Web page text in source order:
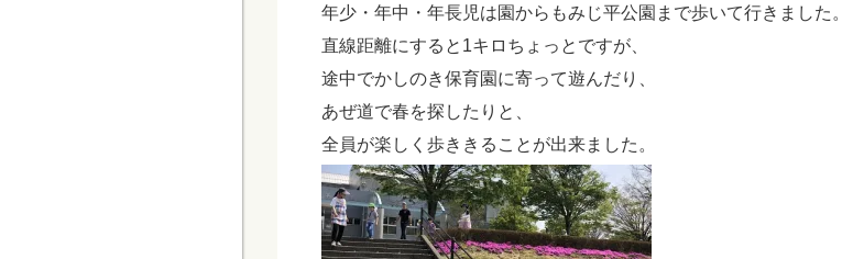
年少・年中・年長児は園からもみじ平公園まで歩いて行きました。
直線距離にすると1キロちょっとですが、
途中でかしのき保育園に寄って遊んだり、
あぜ道で春を探したりと、
全員が楽しく歩ききることが出来ました。